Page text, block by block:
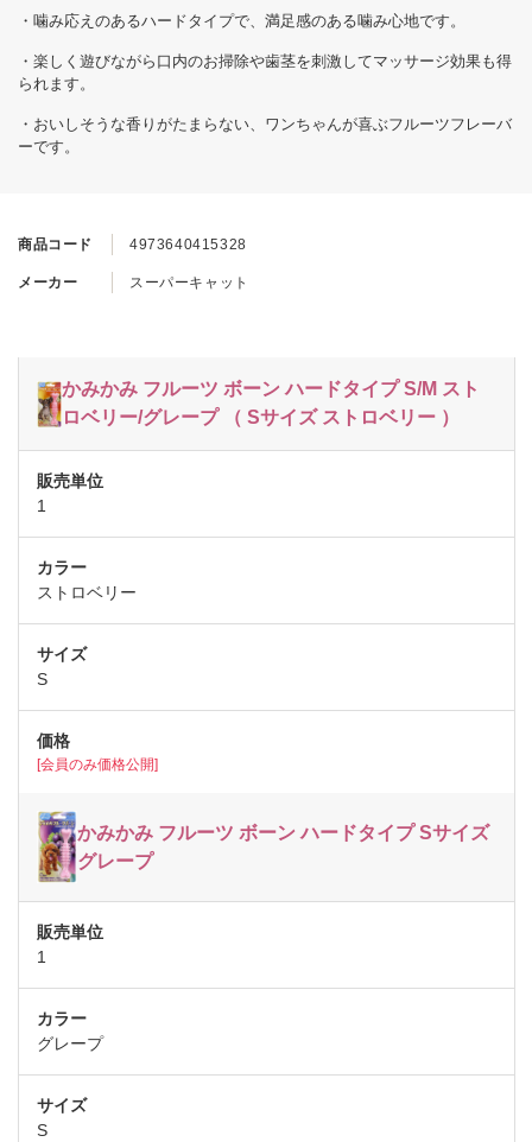
商品コード 4973640415328
メーカー スーパーキャット
かみかみ フルーツ ボーン ハードタイプ S/M スト
ロベリー/グレープ （ Sサイズ ストロベリー ）
1
ストロベリー
S
[会員のみ価格公開]
かみかみ フルーツ ボーン ハードタイプ Sサイズ
グレープ
1
グレープ
S
・噛み応えのあるハードタイプで、満足感のある噛み心地です。
・楽しく遊びながら口内のお掃除や歯茎を刺激してマッサージ効果も得
られます。
・おいしそうな香りがたまらない、ワンちゃんが喜ぶフルーツフレーバ
ーです。